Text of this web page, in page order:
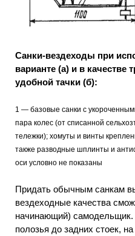
Санки-вездеходы при
варианте (а) и в
удобной тачки (б):
1 — базовые санки с
пара колес (от списанной
тележки); хомуты и винты
также разводные шплинты и
оси условно не показаны
Придать обычным санкам
вездеходные качества
начинающий) самодельщик.
полозья до задних стоек,